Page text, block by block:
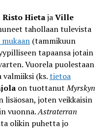
Risto HietajaVille
tahollaan tulevista
(tammikuun
tapaansa jotain
Vuorela puolestaan
valmiiksi (ks.tietoa
on tuottanutMyrskyn
lisäosan, joten veikkaisin
vuonna.Astraterran
olikin puhetta jo